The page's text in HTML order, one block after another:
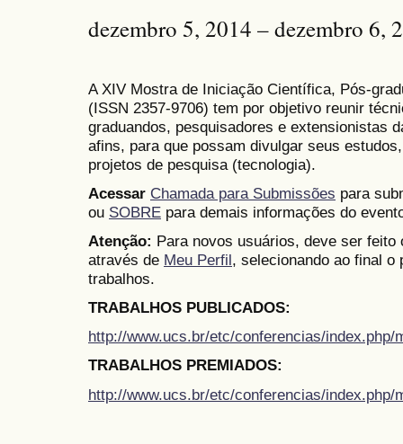
dezembro 5, 2014 – dezembro 6,
A XIV Mostra de Iniciação Científica, Pós-
(ISSN 2357-9706) tem por objetivo reunir
graduandos, pesquisadores e extensionistas
afins, para que possam divulgar seus
projetos de pesquisa (tecnologia).
Acessar Chamada para Submissões para
ou SOBRE para demais informações do
Atenção: Para novos usuários, deve ser
através de Meu Perfil, selecionando ao final o
trabalhos.
TRABALHOS PUBLICADOS:
http://www.ucs.br/etc/conferencias/
TRABALHOS PREMIADOS:
http://www.ucs.br/etc/conferencias/index.php/